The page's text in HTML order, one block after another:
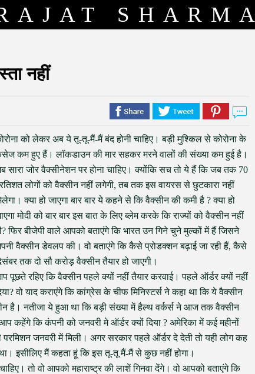
SHARMA
नहीं
को लेकर अब ये तू-तू-मैं-मैं बंद होनी चाहिए। बड़ी मुश्किल से कोरोना के
कम हुए हैं। लॉकडाउन की मार सहकर मरने वालों की संख्या कम हुई है।
सारा जोर वैक्सीनेशन पर होना चाहिए। क्योंकि सच तो ये हैं कि जब तक 70
लोगों को वैक्सीन नहीं लगेगी, तब तक इस वायरस से छुटकारा नहीं
क्या हो जाएगा बार बार ये कहने से कि वैक्सीन की कमी है ? क्या हो
मोदी को बार बार इस बात के लिए ब्लेम करके कि राज्यों को वैक्सीन नहीं
फिर बीजेपी वाले आपको बताएंगे कि भारत उन गिने चुने मुल्कों में हैं जिसने
वैक्सीन डेवलप की। वो बताएंगे कि कैसे प्रोडक्शन बढ़ाई जा रही हैं, कैसे
तक दो सौ करोड़ वैक्सीन तैयार हो जाएगी।
पूछते रहिए कि वैक्सीन पहले क्यों नहीं तैयार करवाई। पहले ऑर्डर क्यों नहीं
वो याद कराएंगे कि कांग्रेस के चीफ मिनिस्टर्स ने कहा था कि ये वैक्सीन
है। नतीजा ये हुआ था कि बड़ी संख्या में हैल्थ वर्कर्स ने आज तक वैक्सीन
कि कंपनी को जनवरी मे ऑर्डर क्यों दिया ? अमेरिका में कई महीनों
जनवरी में मिली। अगर सरकार पहले ऑर्डर दे देती तो यही लोग कह
इसीलिए मैं कहता हूं कि इस तू-तू मैं-मैं से कुछ नहीं होगा।
तो वो आपको महाराष्ट्र की लाशें गिनवा देंगे। वो आपको बताएंगे कि